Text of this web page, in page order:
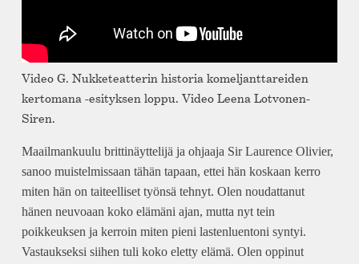
Video G. Nukketeatterin historia komeljanttareiden
kertomana -esityksen loppu. Video Leena Lotvonen-
Siren.
Maailmankuulu brittinäyttelijä ja ohjaaja Sir Laurence Olivier,
sanoo muistelmissaan tähän tapaan, ettei hän koskaan kerro
miten hän on taiteelliset työnsä tehnyt. Olen noudattanut
hänen neuvoaan koko elämäni ajan, mutta nyt tein
poikkeuksen ja kerroin miten pieni lastenluentoni syntyi.
Vastaukseksi siihen tuli koko eletty elämä. Olen oppinut